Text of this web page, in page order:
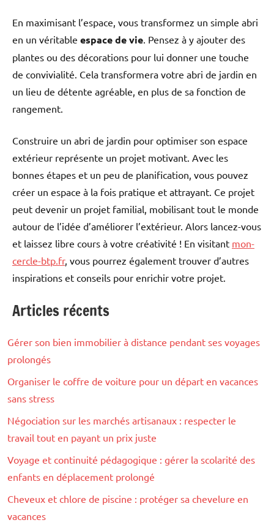
En maximisant l’espace, vous transformez un simple abri
en un véritable espace de vie. Pensez à y ajouter des
plantes ou des décorations pour lui donner une touche
de convivialité. Cela transformera votre abri de jardin en
un lieu de détente agréable, en plus de sa fonction de
rangement.
Construire un abri de jardin pour optimiser son espace
extérieur représente un projet motivant. Avec les
bonnes étapes et un peu de planification, vous pouvez
créer un espace à la fois pratique et attrayant. Ce projet
peut devenir un projet familial, mobilisant tout le monde
autour de l’idée d’améliorer l’extérieur. Alors lancez-vous
et laissez libre cours à votre créativité ! En visitant mon-
cercle-btp.fr, vous pourrez également trouver d’autres
inspirations et conseils pour enrichir votre projet.
Articles récents
Gérer son bien immobilier à distance pendant ses voyages
prolongés
Organiser le coffre de voiture pour un départ en vacances
sans stress
Négociation sur les marchés artisanaux : respecter le
travail tout en payant un prix juste
Voyage et continuité pédagogique : gérer la scolarité des
enfants en déplacement prolongé
Cheveux et chlore de piscine : protéger sa chevelure en
vacances